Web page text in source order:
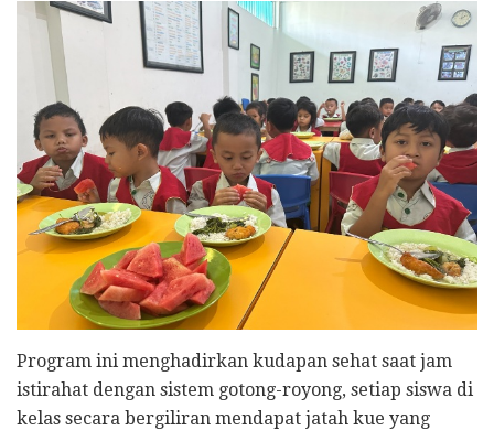
Program ini menghadirkan kudapan sehat saat jam
istirahat dengan sistem gotong-royong, setiap siswa di
kelas secara bergiliran mendapat jatah kue yang